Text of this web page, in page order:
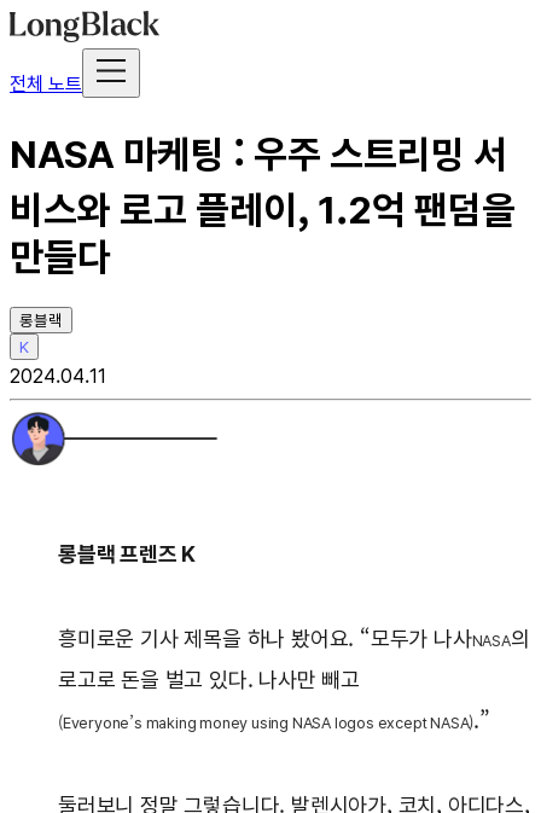
전체 노트
NASA 마케팅 : 우주 스트리밍 서
비스와 로고 플레이, 1.2억 팬덤을
만들다
롱블랙
K
2024.04.11
롱블랙 프렌즈 K
흥미로운 기사 제목을 하나 봤어요. “모두가 나사NASA의
로고로 돈을 벌고 있다. 나사만 빼고
(Everyone’s making money using NASA logos except NASA).”
둘러보니 정말 그렇습니다. 발렌시아가, 코치, 아디다스,